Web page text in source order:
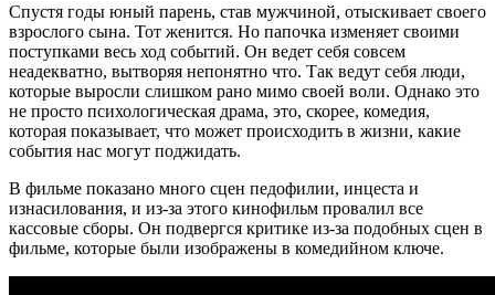
Спустя годы юный парень, став мужчиной, отыскивает своего
взрослого сына. Тот женится. Но папочка изменяет своими
поступками весь ход событий. Он ведет себя совсем
неадекватно, вытворяя непонятно что. Так ведут себя люди,
которые выросли слишком рано мимо своей воли. Однако это
не просто психологическая драма, это, скорее, комедия,
которая показывает, что может происходить в жизни, какие
события нас могут поджидать.
В фильме показано много сцен педофилии, инцеста и
изнасилования, и из-за этого кинофильм провалил все
кассовые сборы. Он подвергся критике из-за подобных сцен в
фильме, которые были изображены в комедийном ключе.